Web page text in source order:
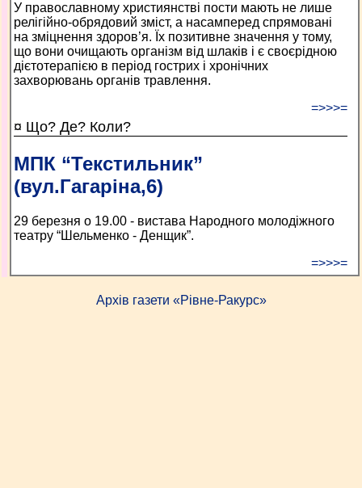
У православному християнстві пости мають не лише
релігійно-обрядовий зміст, а насамперед спрямовані
на зміцнення здоров’я. Їх позитивне значення у тому,
що вони очищають організм від шлаків і є своєрідною
дієтотерапією в період гострих і хронічних
захворювань органів травлення.
=>>>=
¤ Що? Де? Коли?
МПК “Текстильник”
(вул.Гагаріна,6)
29 березня о 19.00 - вистава Народного молодіжного
театру “Шельменко - Денщик”.
=>>>=
Архів газети «Рівне-Ракурс»